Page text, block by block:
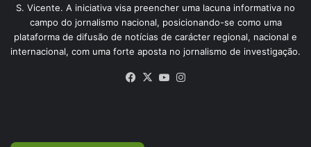
S. Vicente. A iniciativa visa preencher uma lacuna informativa no
campo do jornalismo nacional, posicionando-se como uma
plataforma de difusão de notícias de carácter regional, nacional e
internacional, com uma forte aposta no jornalismo de investigação.
Facebook
X YouTube